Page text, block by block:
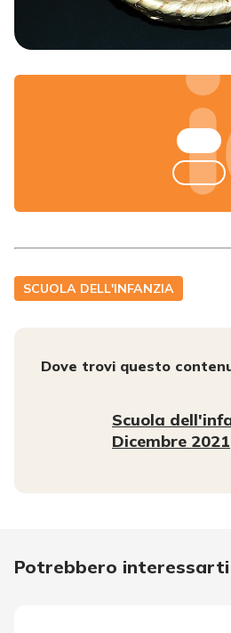
SCUOLA DELL'INFANZIA
Dove trovi questo
Scuola
Dicembre 2021
Potrebbero interessarti